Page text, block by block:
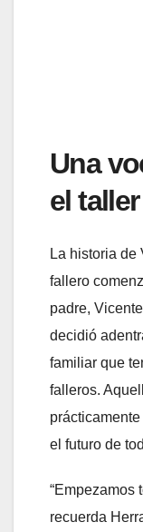
Una
el
La historia de
fallero
padre,
decidió
familiar que
falleros.
el futuro de
“Empezamos
recuerda